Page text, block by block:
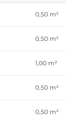
0,50 m²
0,50 m²
1,00 m²
0,50 m²
0,50 m²